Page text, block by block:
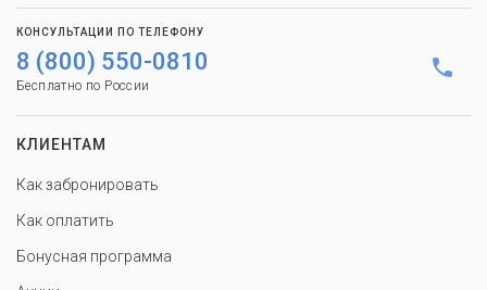
КОНСУЛЬТАЦИИ ПО ТЕЛЕФОНУ
8 (800) 550-0810
Бесплатно по России
КЛИЕНТАМ
Как забронировать
Как оплатить
Бонусная программа